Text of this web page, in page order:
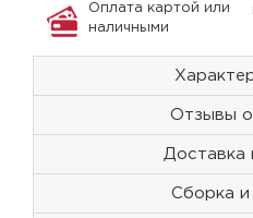
Оплата картой или
наличными
Отзывы
Доставка
Сборка и